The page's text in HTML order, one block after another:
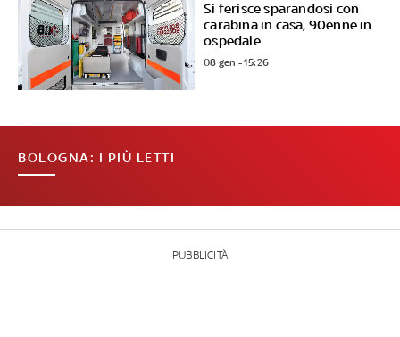
Si ferisce sparandosi con
carabina in casa, 90enne in
ospedale
08 gen - 15:26
BOLOGNA: I PIÙ LETTI
PUBBLICITÀ